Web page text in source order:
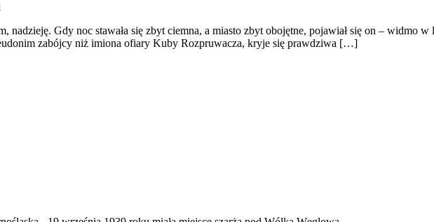
nadzieję. Gdy noc stawała się zbyt ciemna, a miasto zbyt obojętne, pojawiał się on – widmo
zabójcy niż imiona ofiary Kuby Rozpruwacza, kryje się prawdziwa […]